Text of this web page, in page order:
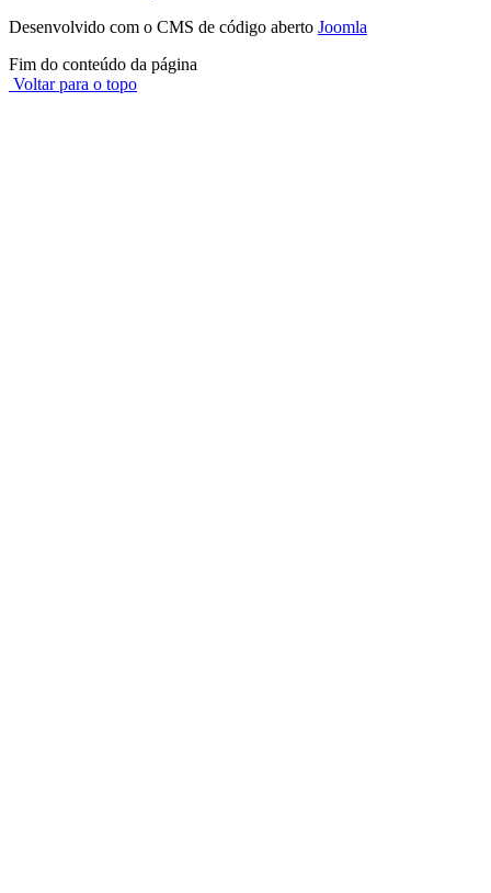
Desenvolvido com o CMS de código aberto Joomla
Fim do conteúdo da página
Voltar para o topo